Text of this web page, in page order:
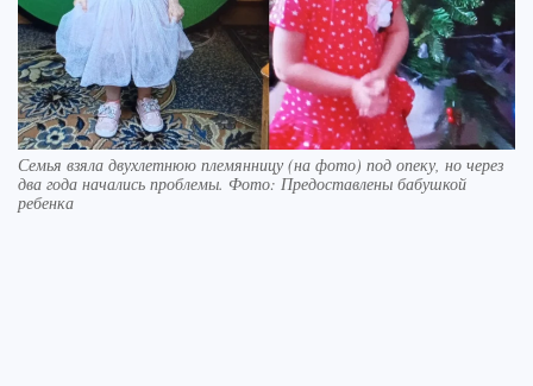
Семья взяла двухлетнюю племянницу (на фото) под опеку, но через
два года начались проблемы. Фото: Предоставлены бабушкой
ребенка